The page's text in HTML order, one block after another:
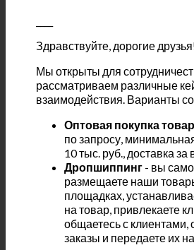
Здравствуйте, дорогие
Мы открыты для
рассматриваем различные
взаимодействия. Варианты
Оптовая покупка
по запросу,
10 тыс. руб., доставка за
Дропшиппинг - вы
размещаете наши
площадках,
на товар, привлекаете
общаетесь с
заказы и передаете их